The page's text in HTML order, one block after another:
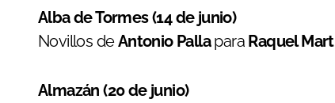
Alba de Tormes (14 de junio)
Novillos deAntonio Pallapara Raquel
Almazán (20 de junio)